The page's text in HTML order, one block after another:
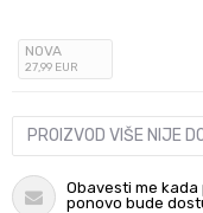
NOVA
27,99 EUR
PROIZVOD VIŠE NIJE
Obavesti me kada
ponovo bude